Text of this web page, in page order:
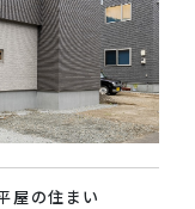
屋の住まい